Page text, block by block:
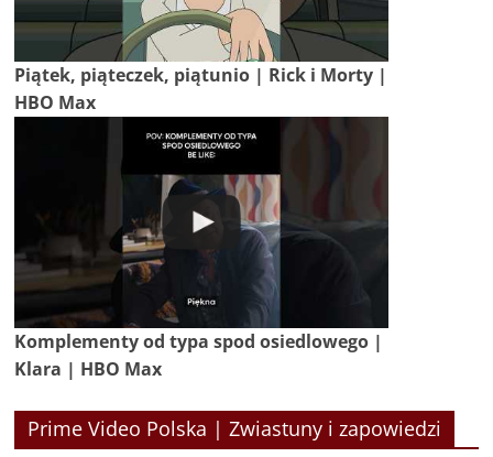
Piątek, piąteczek, piątunio | Rick i Morty |
HBO Max
Komplementy od typa spod osiedlowego |
Klara | HBO Max
Prime Video Polska | Zwiastuny i zapowiedzi